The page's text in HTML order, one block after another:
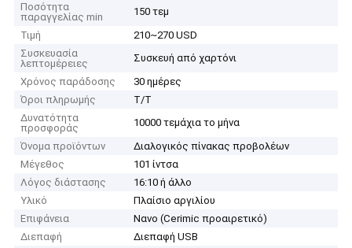
Ποσότητα
παραγγελίας min
150 τεμ
Τιμή
210~270 USD
Συσκευασία
λεπτομέρειες
Συσκευή από χαρτόνι
Χρόνος παράδοσης
30 ημέρες
Όροι πληρωμής
Τ/Τ
Δυνατότητα
προσφοράς
10000 τεμάχια το μήνα
Όνομα προϊόντων
Διαλογικός πίνακας προβολέων
Μέγεθος
101 ίντσα
Λόγος διάστασης
16:10 ή άλλο
Υλικό
Πλαίσιο αργιλίου
Επιφάνεια
Νανο (Cerimic προαιρετικό)
Διεπαφή
Διεπαφή USB